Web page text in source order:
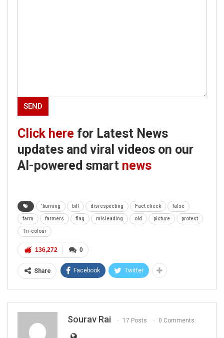
Click here for Latest News
updates and viral videos on our
AI-powered smart news
'burning bill disrespecting Fact check false
farm farmers flag misleading old picture protest
Tri-colour
0
136,272
Share Facebook Twitter
Sourav Rai 17 Posts 0 Comments